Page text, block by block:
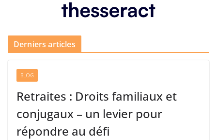
Derniers articles
BLOG
Retraites : Droits familiaux et
conjugaux – un levier pour
répondre au défi